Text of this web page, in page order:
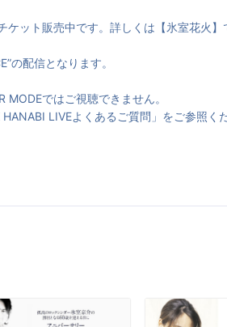
ケット販売中です。詳しくは【氷室花火】
の配信となります。
ではご視聴できません。
LIVEよくあるご質問」をご参照くだ